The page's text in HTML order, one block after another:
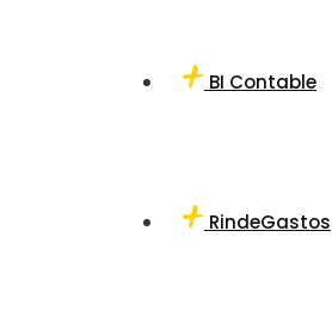
BI Contable
RindeGastos